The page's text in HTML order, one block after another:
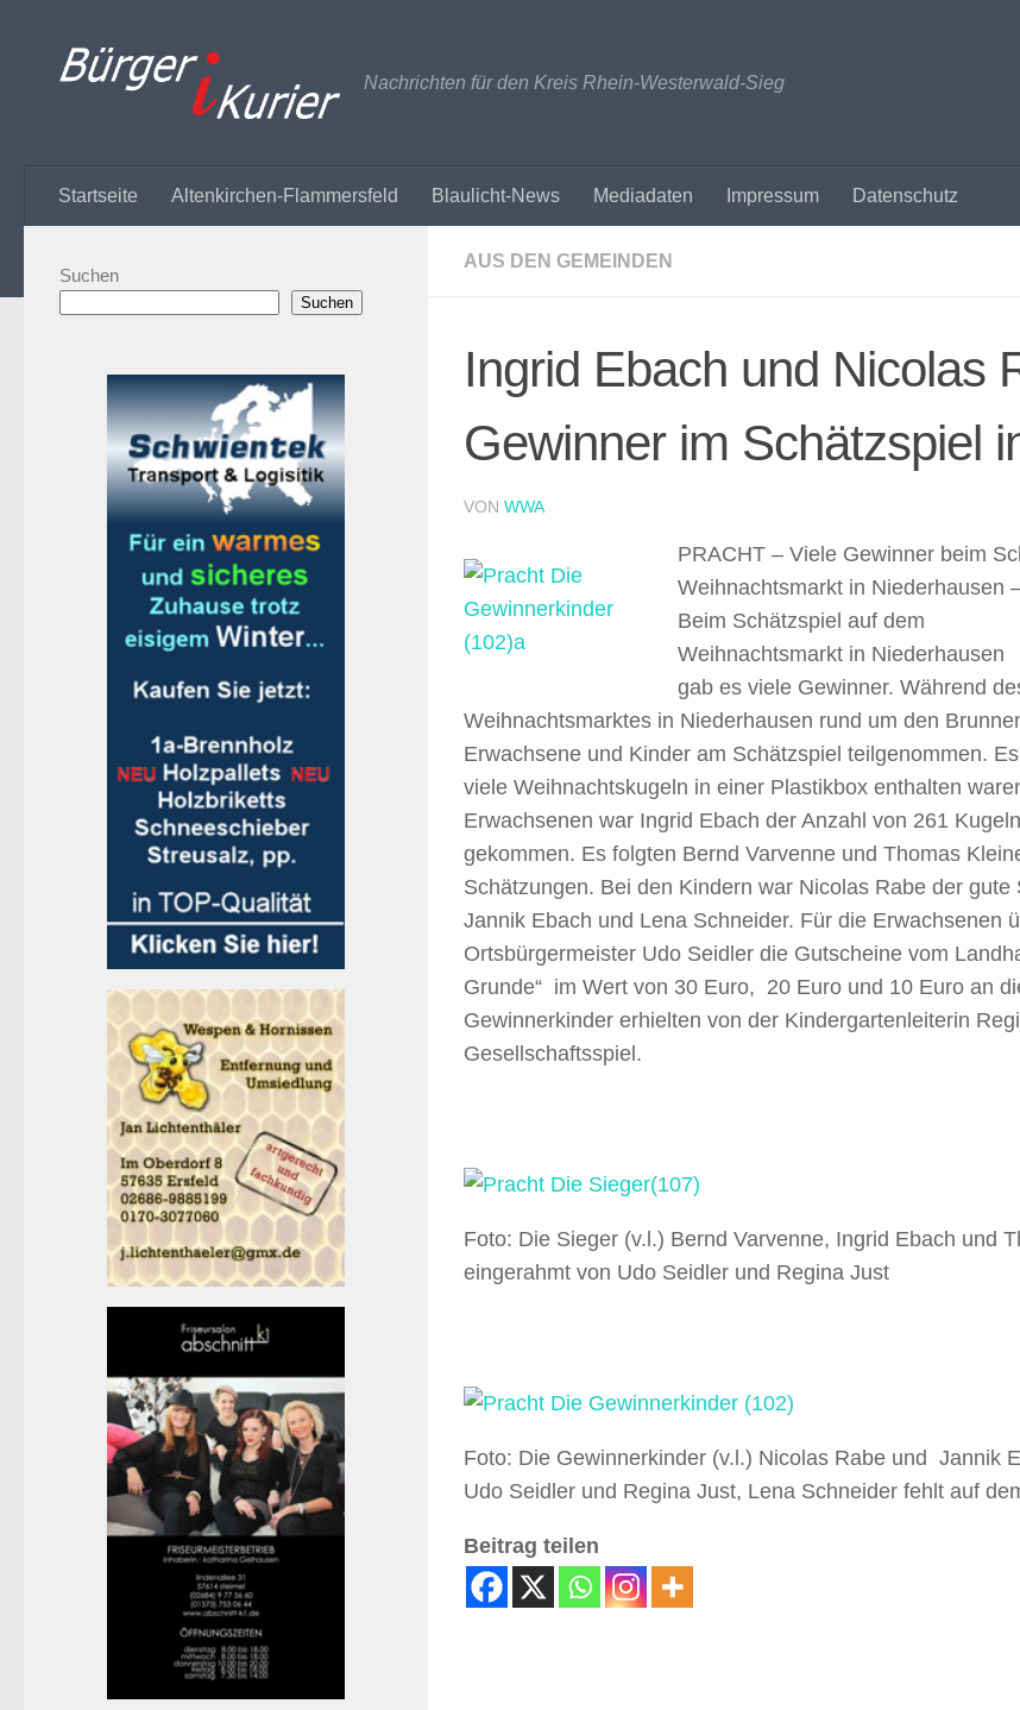
Nachrichten für den Kreis Rhein-Westerwald-Sieg
Startseite Altenkirchen-Flammersfeld Blaulicht-News Mediadaten Impressum Datenschutz
AUS DEN GEMEINDEN
Ingrid Ebach und Nicolas
Gewinner im Schätzspiel
VON WWA
PRACHT – Viele Gewinner beim
Weihnachtsmarkt in Niederhausen
Beim Schätzspiel auf dem
Weihnachtsmarkt in Niederhausen
gab es viele Gewinner. Während
Weihnachtsmarktes in Niederhausen rund um den
Erwachsene und Kinder am Schätzspiel teilgenommen.
viele Weihnachtskugeln in einer Plastikbox enthalten
Erwachsenen war Ingrid Ebach der Anzahl von 261
gekommen. Es folgten Bernd Varvenne und Thomas
Schätzungen. Bei den Kindern war Nicolas Rabe der gute
Jannik Ebach und Lena Schneider. Für die Erwachsenen
Ortsbürgermeister Udo Seidler die Gutscheine vom
Grunde“ im Wert von 30 Euro, 20 Euro und 10 Euro an
Gewinnerkinder erhielten von der Kindergartenleiterin
Gesellschaftsspiel.
Foto: Die Sieger (v.l.) Bernd Varvenne, Ingrid Ebach und
eingerahmt von Udo Seidler und Regina Just
Foto: Die Gewinnerkinder (v.l.) Nicolas Rabe und Jannik
Udo Seidler und Regina Just, Lena Schneider fehlt auf
Beitrag teilen
Suchen
Suchen